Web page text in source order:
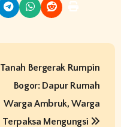
Tanah Bergerak Rumpin
Bogor: Dapur Rumah
Warga Ambruk, Warga
Terpaksa Mengungsi